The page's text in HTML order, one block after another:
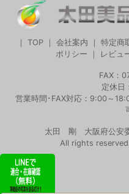
TOP 会社案内 特定商
ポリシー
レビュ
FAX：
定休日
営業時間･FAX対応：9:00～
太田 剛 大阪府公安
All rights